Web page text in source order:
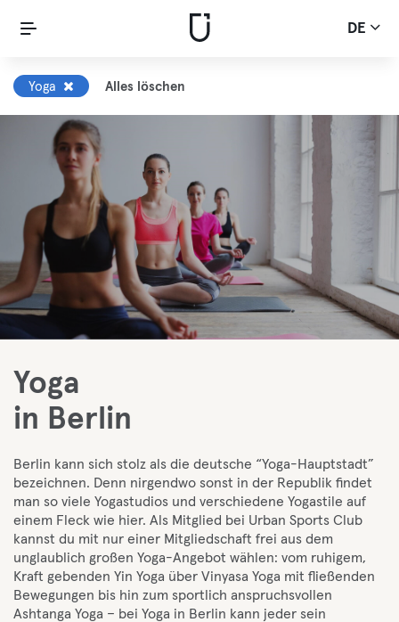
DE
Yoga Alles löschen
Yoga
in Berlin
Berlin kann sich stolz als die deutsche “Yoga-Hauptstadt”
bezeichnen. Denn nirgendwo sonst in der Republik findet
man so viele Yogastudios und verschiedene Yogastile auf
einem Fleck wie hier. Als Mitglied bei Urban Sports Club
kannst du mit nur einer Mitgliedschaft frei aus dem
unglaublich großen Yoga-Angebot wählen: vom ruhigem,
Kraft gebenden Yin Yoga über Vinyasa Yoga mit fließenden
Bewegungen bis hin zum sportlich anspruchsvollen
Ashtanga Yoga – bei Yoga in Berlin kann jeder sein